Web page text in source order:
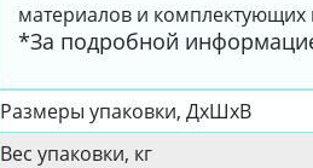
материалов и комплектующих
*За подробной
Размеры упаковки, ДxШxВ
Вес упаковки, кг